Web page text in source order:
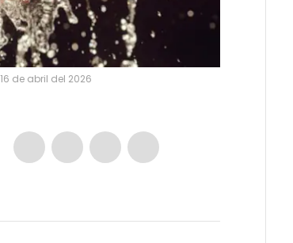
de abril del 2026